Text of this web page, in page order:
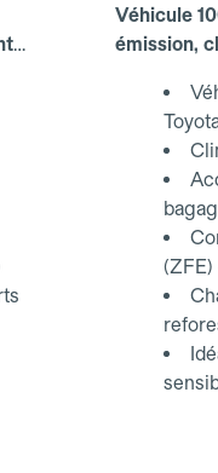
Véhicule
émission,